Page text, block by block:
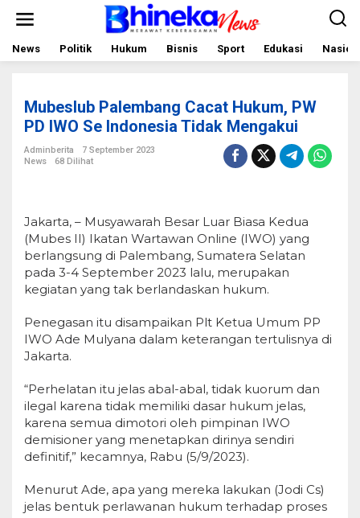
News Politik Hukum Bisnis Sport Edukasi
Mubeslub Palembang Cacat Hukum, PW
PD IWO Se Indonesia Tidak Mengakui
Adminberita
7 September 2023
News
68 Dilihat
Jakarta, – Musyawarah Besar Luar Biasa Kedua
(Mubes II) Ikatan Wartawan Online (IWO) yang
berlangsung di Palembang, Sumatera Selatan
pada 3-4 September 2023 lalu, merupakan
kegiatan yang tak berlandaskan hukum.
Penegasan itu disampaikan Plt Ketua Umum PP
IWO Ade Mulyana dalam keterangan tertulisnya di
Jakarta.
“Perhelatan itu jelas abal-abal, tidak kuorum dan
ilegal karena tidak memiliki dasar hukum jelas,
karena semua dimotori oleh pimpinan IWO
demisioner yang menetapkan dirinya sendiri
definitif,” kecamnya, Rabu (5/9/2023).
Menurut Ade, apa yang mereka lakukan (Jodi Cs)
jelas bentuk perlawanan hukum terhadap proses